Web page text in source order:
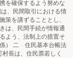
を確保するよう努めな
、民間取引における情
策を講ずることとし、
は、民間手続が情報通
よう、法制上の措置そ
） 二 住民基本台帳法
長は、住民票若しく